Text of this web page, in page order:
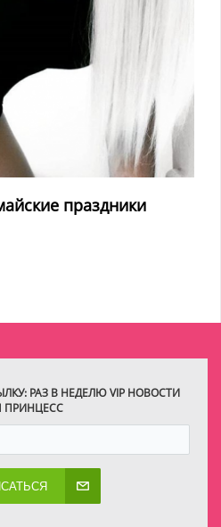
праздники
РАЗ В НЕДЕЛЮ VIP НОВОСТИ
ПРИНЦЕСС